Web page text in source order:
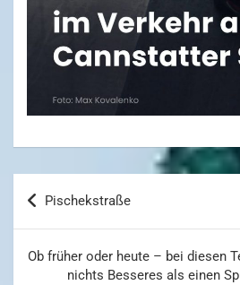
Beitragsnavigation
Pischekstraße
Ob früher oder heute – bei diesen
nichts Besseres als einen